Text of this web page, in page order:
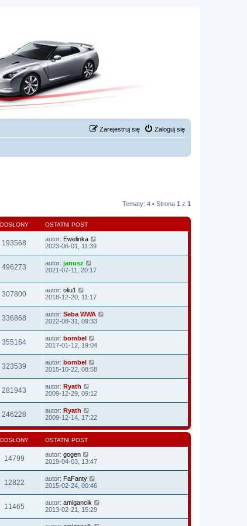
Zaloguj się
Zarejestruj się
Tematy: 4 • Strona 1 z 1
ODSŁONY OSTATNI POST
193568 autor: Ewelinka
2023-06-01, 11:39
496273 autor: janusz
2021-07-11, 20:17
307800 autor: oliu1
2018-12-20, 11:17
336868 autor: Seba WWA
2022-08-31, 09:33
355164 autor: bombel
2017-01-12, 19:04
323539 autor: bombel
2015-10-22, 08:58
281943 autor: Ryath
2009-12-29, 09:12
246228 autor: Ryath
2009-12-14, 17:22
ODSŁONY OSTATNI POST
14799 autor: gogen
2019-04-03, 13:47
12822 autor: FaFanty
2015-02-24, 00:46
11465 autor: amigancik
2013-02-21, 15:29